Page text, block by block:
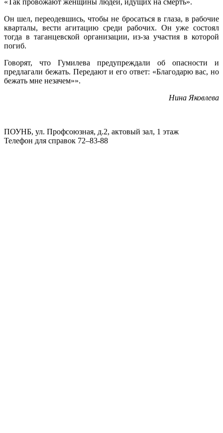
Он шел, переодевшись, чтобы не бросаться в глаза, в рабочие
кварталы, вести агитацию среди рабочих. Он уже состоял
тогда в таганцевской организации, из-за участия в которой
погиб.
Говорят, что Гумилева предупреждали об опасности и
предлагали бежать. Передают и его ответ: «Благодарю вас, но
бежать мне незачем»».
Нина Яковлева
ПОУНБ, ул. Профсоюзная, д.2, актовый зал, 1 этаж
Телефон для справок 72–83-88